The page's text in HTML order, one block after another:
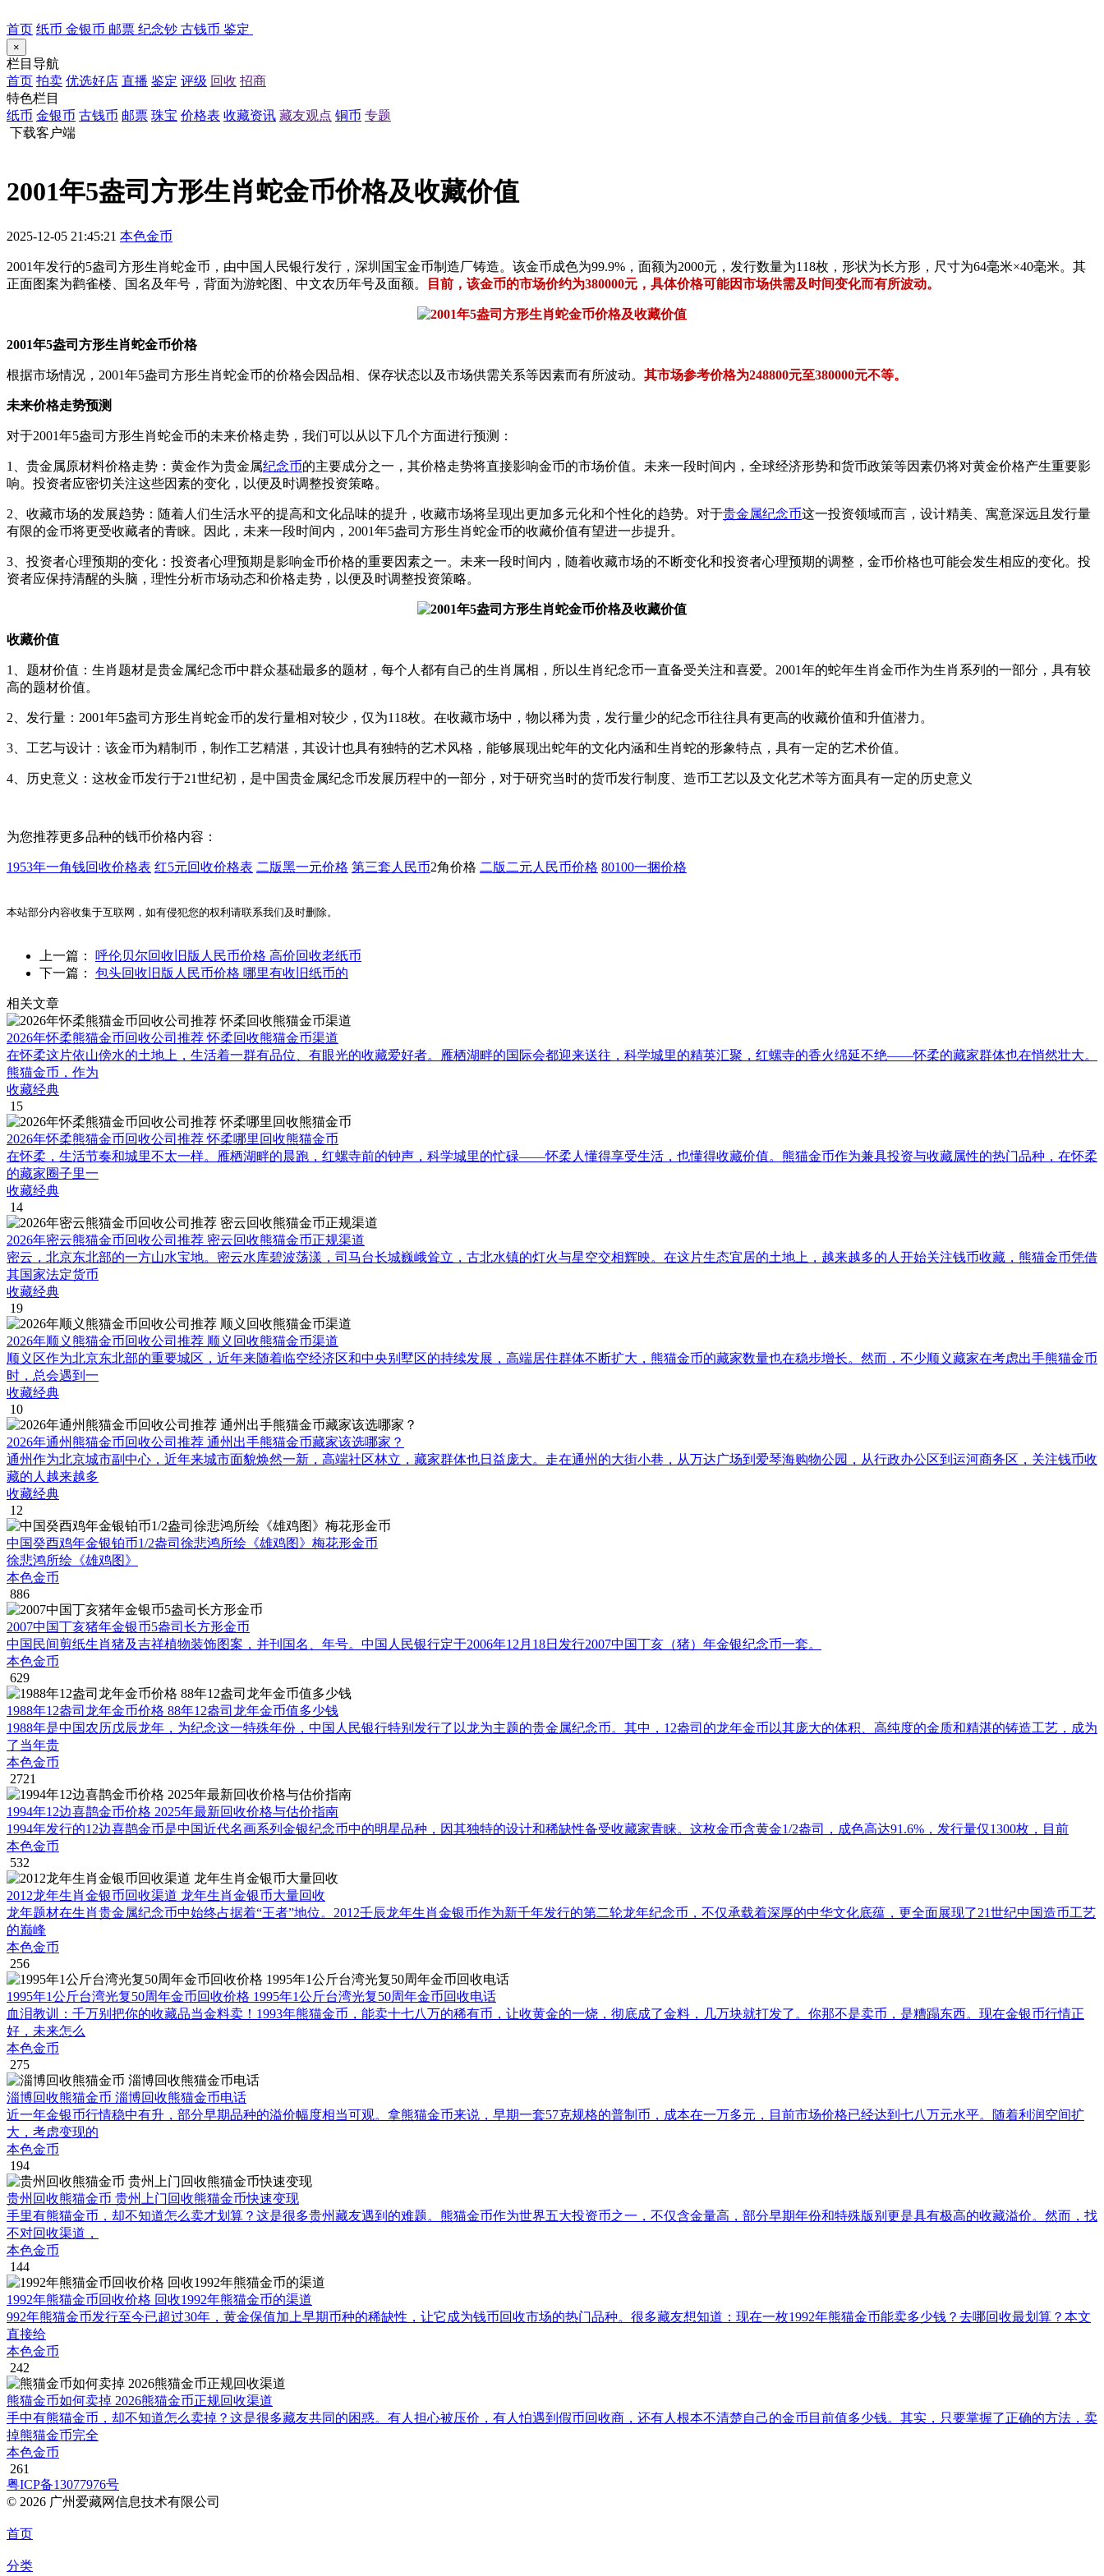
首页 纸币 金银币 邮票 纪念钞 古钱币 鉴定
×
栏目导航
首页 拍卖 优选好店 直播 鉴定 评级 回收 招商
特色栏目
纸币 金银币 古钱币 邮票 珠宝 价格表 收藏资讯 藏友观点 铜币 专题
下载客户端
2001年5盎司方形生肖蛇金币价格及收藏价值
2025-12-05 21:45:21 本色金币
2001年发行的5盎司方形生肖蛇金币，由中国人民银行发行，深圳国宝金币制造厂铸造。该金币成色为99.9%，面额为2000元，发行数量为118枚，形状为长方形，尺寸为64毫米×40毫米。其
正面图案为鹳雀楼、国名及年号，背面为游蛇图、中文农历年号及面额。
目前，该金币的市场价约为380000元，具体价格可能因市场供需及时间变化而有所波动。
2001年5盎司方形生肖蛇金币价格
根据市场情况，2001年5盎司方形生肖蛇金币的价格会因品相、保存状态以及市场供需关系等因素而有所波动。 其市场参考价格为248800元至380000元不等。
未来价格走势预测
对于2001年5盎司方形生肖蛇金币的未来价格走势，我们可以从以下几个方面进行预测：
1、贵金属原材料价格走势：黄金作为贵金属纪念币的主要成分之一，其价格走势将直接影响金币的市场价值。未来一段时间内，全球经济形势和货币政策等因素仍将对黄金价格产生重要影
响。投资者应密切关注这些因素的变化，以便及时调整投资策略。
2、收藏市场的发展趋势：随着人们生活水平的提高和文化品味的提升，收藏市场将呈现出更加多元化和个性化的趋势。对于贵金属纪念币这一投资领域而言，设计精美、寓意深远且发行量
有限的金币将更受收藏者的青睐。因此，未来一段时间内，2001年5盎司方形生肖蛇金币的收藏价值有望进一步提升。
3、投资者心理预期的变化：投资者心理预期是影响金币价格的重要因素之一。未来一段时间内，随着收藏市场的不断变化和投资者心理预期的调整，金币价格也可能会发生相应的变化。投
资者应保持清醒的头脑，理性分析市场动态和价格走势，以便及时调整投资策略。
收藏价值
1、题材价值：生肖题材是贵金属纪念币中群众基础最多的题材，每个人都有自己的生肖属相，所以生肖纪念币一直备受关注和喜爱。2001年的蛇年生肖金币作为生肖系列的一部分，具有较
高的题材价值。
2、发行量：2001年5盎司方形生肖蛇金币的发行量相对较少，仅为118枚。在收藏市场中，物以稀为贵，发行量少的纪念币往往具有更高的收藏价值和升值潜力。
3、工艺与设计：该金币为精制币，制作工艺精湛，其设计也具有独特的艺术风格，能够展现出蛇年的文化内涵和生肖蛇的形象特点，具有一定的艺术价值。
4、历史意义：这枚金币发行于21世纪初，是中国贵金属纪念币发展历程中的一部分，对于研究当时的货币发行制度、造币工艺以及文化艺术等方面具有一定的历史意义
为您推荐更多品种的钱币价格内容：
1953年一角钱回收价格表 红5元回收价格表 二版黑一元价格 第三套人民币2角价格 二版二元人民币价格 80100一捆价格
本站部分内容收集于互联网，如有侵犯您的权利请联系我们及时删除。
上一篇： 呼伦贝尔回收旧版人民币价格 高价回收老纸币
下一篇： 包头回收旧版人民币价格 哪里有收旧纸币的
相关文章
2026年怀柔熊猫金币回收公司推荐 怀柔回收熊猫金币渠道
在怀柔这片依山傍水的土地上，生活着一群有品位、有眼光的收藏爱好者。雁栖湖畔的国际会都迎来送往，科学城里的精英汇聚，红螺寺的香火绵延不绝——怀柔的藏家群体也在悄然壮大。
熊猫金币，作为
收藏经典
15
2026年怀柔熊猫金币回收公司推荐 怀柔哪里回收熊猫金币
在怀柔，生活节奏和城里不太一样。雁栖湖畔的晨跑，红螺寺前的钟声，科学城里的忙碌——怀柔人懂得享受生活，也懂得收藏价值。熊猫金币作为兼具投资与收藏属性的热门品种，在怀柔
的藏家圈子里一
收藏经典
14
2026年密云熊猫金币回收公司推荐 密云回收熊猫金币正规渠道
密云，北京东北部的一方山水宝地。密云水库碧波荡漾，司马台长城巍峨耸立，古北水镇的灯火与星空交相辉映。在这片生态宜居的土地上，越来越多的人开始关注钱币收藏，熊猫金币凭借
其国家法定货币
收藏经典
19
2026年顺义熊猫金币回收公司推荐 顺义回收熊猫金币渠道
顺义区作为北京东北部的重要城区，近年来随着临空经济区和中央别墅区的持续发展，高端居住群体不断扩大，熊猫金币的藏家数量也在稳步增长。然而，不少顺义藏家在考虑出手熊猫金币
时，总会遇到一
收藏经典
10
2026年通州熊猫金币回收公司推荐 通州出手熊猫金币藏家该选哪家？
通州作为北京城市副中心，近年来城市面貌焕然一新，高端社区林立，藏家群体也日益庞大。走在通州的大街小巷，从万达广场到爱琴海购物公园，从行政办公区到运河商务区，关注钱币收
藏的人越来越多
收藏经典
12
中国癸酉鸡年金银铂币1/2盎司徐悲鸿所绘《雄鸡图》梅花形金币
徐悲鸿所绘《雄鸡图》
本色金币
886
2007中国丁亥猪年金银币5盎司长方形金币
中国民间剪纸生肖猪及吉祥植物装饰图案，并刊国名、年号。中国人民银行定于2006年12月18日发行2007中国丁亥（猪）年金银纪念币一套。
本色金币
629
1988年12盎司龙年金币价格 88年12盎司龙年金币值多少钱
1988年是中国农历戊辰龙年，为纪念这一特殊年份，中国人民银行特别发行了以龙为主题的贵金属纪念币。其中，12盎司的龙年金币以其庞大的体积、高纯度的金质和精湛的铸造工艺，成为
了当年贵
本色金币
2721
1994年12边喜鹊金币价格 2025年最新回收价格与估价指南
1994年发行的12边喜鹊金币是中国近代名画系列金银纪念币中的明星品种，因其独特的设计和稀缺性备受收藏家青睐。这枚金币含黄金1/2盎司，成色高达91.6%，发行量仅1300枚，目前
本色金币
532
2012龙年生肖金银币回收渠道 龙年生肖金银币大量回收
龙年题材在生肖贵金属纪念币中始终占据着“王者”地位。2012壬辰龙年生肖金银币作为新千年发行的第二轮龙年纪念币，不仅承载着深厚的中华文化底蕴，更全面展现了21世纪中国造币工艺
的巅峰
本色金币
256
1995年1公斤台湾光复50周年金币回收价格 1995年1公斤台湾光复50周年金币回收电话
血泪教训：千万别把你的收藏品当金料卖！1993年熊猫金币，能卖十七八万的稀有币，让收黄金的一烧，彻底成了金料，几万块就打发了。你那不是卖币，是糟蹋东西。现在金银币行情正
好，未来怎么
本色金币
275
淄博回收熊猫金币 淄博回收熊猫金币电话
近一年金银币行情稳中有升，部分早期品种的溢价幅度相当可观。拿熊猫金币来说，早期一套57克规格的普制币，成本在一万多元，目前市场价格已经达到七八万元水平。随着利润空间扩
大，考虑变现的
本色金币
194
贵州回收熊猫金币 贵州上门回收熊猫金币快速变现
手里有熊猫金币，却不知道怎么卖才划算？这是很多贵州藏友遇到的难题。熊猫金币作为世界五大投资币之一，不仅含金量高，部分早期年份和特殊版别更是具有极高的收藏溢价。然而，找
不对回收渠道，
本色金币
144
1992年熊猫金币回收价格 回收1992年熊猫金币的渠道
992年熊猫金币发行至今已超过30年，黄金保值加上早期币种的稀缺性，让它成为钱币回收市场的热门品种。很多藏友想知道：现在一枚1992年熊猫金币能卖多少钱？去哪回收最划算？本文
直接给
本色金币
242
熊猫金币如何卖掉 2026熊猫金币正规回收渠道
手中有熊猫金币，却不知道怎么卖掉？这是很多藏友共同的困惑。有人担心被压价，有人怕遇到假币回收商，还有人根本不清楚自己的金币目前值多少钱。其实，只要掌握了正确的方法，卖
掉熊猫金币完全
本色金币
261
粤ICP备13077976号
© 2026 广州爱藏网信息技术有限公司
首页
分类